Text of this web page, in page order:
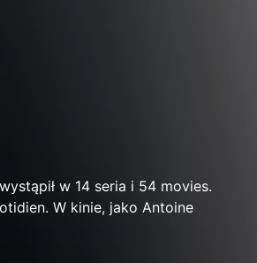
w 14 seria i 54 movies.
W kinie, jako Antoine